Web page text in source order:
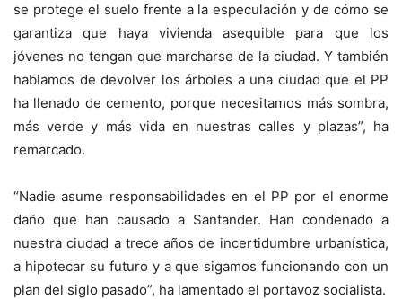
se protege el suelo frente a la especulación y de cómo se
garantiza que haya vivienda asequible para que los
jóvenes no tengan que marcharse de la ciudad. Y también
hablamos de devolver los árboles a una ciudad que el PP
ha llenado de cemento, porque necesitamos más sombra,
más verde y más vida en nuestras calles y plazas”, ha
remarcado.
“Nadie asume responsabilidades en el PP por el enorme
daño que han causado a Santander. Han condenado a
nuestra ciudad a trece años de incertidumbre urbanística,
a hipotecar su futuro y a que sigamos funcionando con un
plan del siglo pasado”, ha lamentado el portavoz socialista.